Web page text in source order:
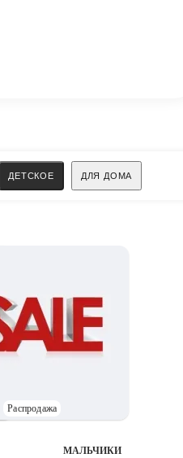
ДЕТСКОЕ ДЛЯ ДОМА
Распродажа
MАЛЬЧИКИ